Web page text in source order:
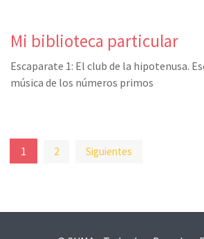
Mi biblioteca particular
Escaparate 1: El club de la hipotenusa.
música de los números primos
Paginación
de
1 2 Siguientes